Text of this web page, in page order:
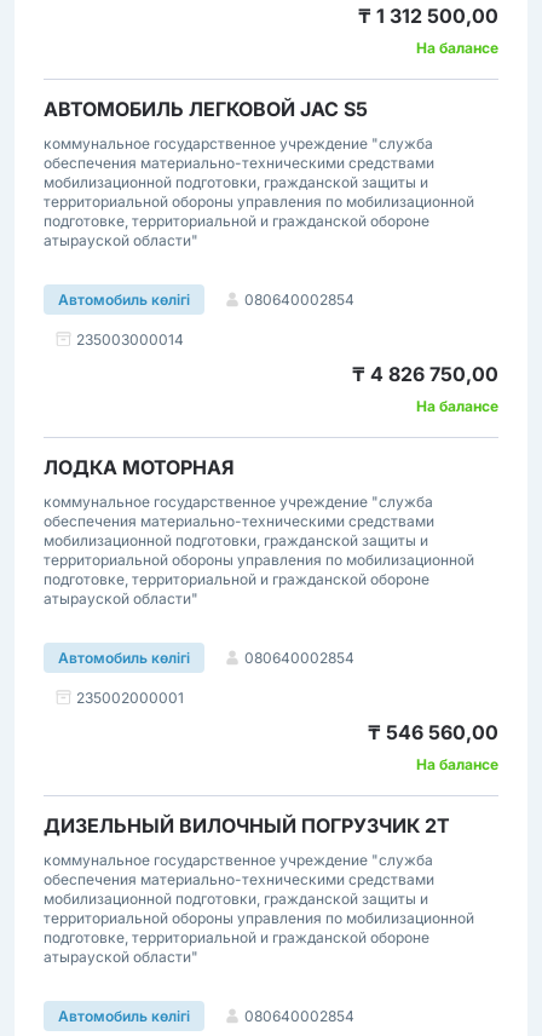
₸ 1 312 500,00
На балансе
АВТОМОБИЛЬ ЛЕГКОВОЙ JAC S5
коммунальное государственное учреждение "служба
обеспечения материально-техническими средствами
мобилизационной подготовки, гражданской защиты и
территориальной обороны управления по мобилизационной
подготовке, территориальной и гражданской обороне
атырауской области"
Автомобиль көлігі 080640002854
235003000014
₸ 4 826 750,00
На балансе
ЛОДКА МОТОРНАЯ
коммунальное государственное учреждение "служба
обеспечения материально-техническими средствами
мобилизационной подготовки, гражданской защиты и
территориальной обороны управления по мобилизационной
подготовке, территориальной и гражданской обороне
атырауской области"
Автомобиль көлігі 080640002854
235002000001
₸ 546 560,00
На балансе
ДИЗЕЛЬНЫЙ ВИЛОЧНЫЙ ПОГРУЗЧИК 2Т
коммунальное государственное учреждение "служба
обеспечения материально-техническими средствами
мобилизационной подготовки, гражданской защиты и
территориальной обороны управления по мобилизационной
подготовке, территориальной и гражданской обороне
атырауской области"
Автомобиль көлігі 080640002854